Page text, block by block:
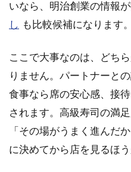
後は
戸の
で選
1.4
予算
は時
価よ
額で
いなら、明治創業の情報
し も比較候補になります。
ここで大事なのは、どち
りません。パートナーと
食事なら席の安心感、接
されます。高級寿司の満
「その場がうまく進んだ
に決めてから店を見るほ